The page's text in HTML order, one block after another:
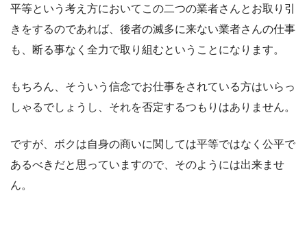
平等という考え方においてこの二つの業者さんとお取り引
きをするのであれば、後者の滅多に来ない業者さんの仕事
も、断る事なく全力で取り組むということになります。
もちろん、そういう信念でお仕事をされている方はいらっ
しゃるでしょうし、それを否定するつもりはありません。
ですが、ボクは自身の商いに関しては平等ではなく公平で
あるべきだと思っていますので、そのようには出来ませ
ん。